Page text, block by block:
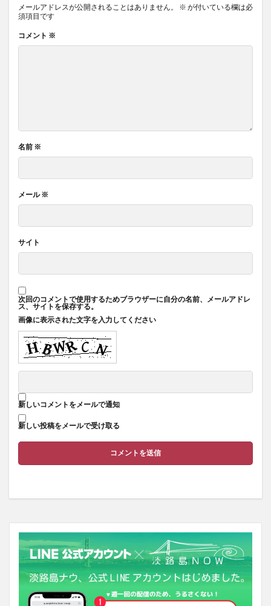
メールアドレスが公開されることはありません。 ※ が付いている欄は必
須項目です
コメント ※
名前 ※
メール※
サイト
次回のコメントで使用するためブラウザーに自分の名前、メールアドレ
ス、サイトを保存する。
画像に表示された文字を入力してください
新しいコメントをメールで通知
新しい投稿をメールで受け取る